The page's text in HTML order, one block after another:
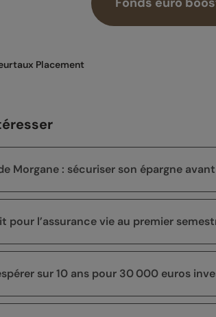
Placement
Morgane : sécuriser son épargne
pour l’assurance vie au premier
sur 10 ans pour 30 000 euros